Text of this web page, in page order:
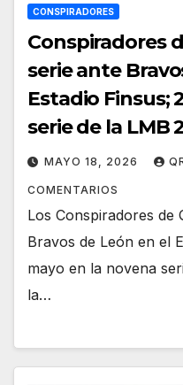
CONSPIRADORES
Conspiradores
serie ante
Estadio Finsus;
serie de la LMB
MAYO 18, 2026
COMENTARIOS
Los Conspiradores de
Bravos de León en el
mayo en la novena
la…